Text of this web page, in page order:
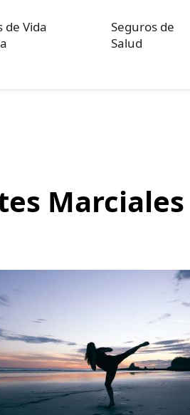
de Vida
Seguros de
Salud
Marciales